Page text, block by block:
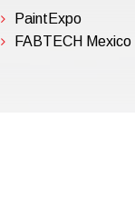
PaintExpo
FABTECH Mexico